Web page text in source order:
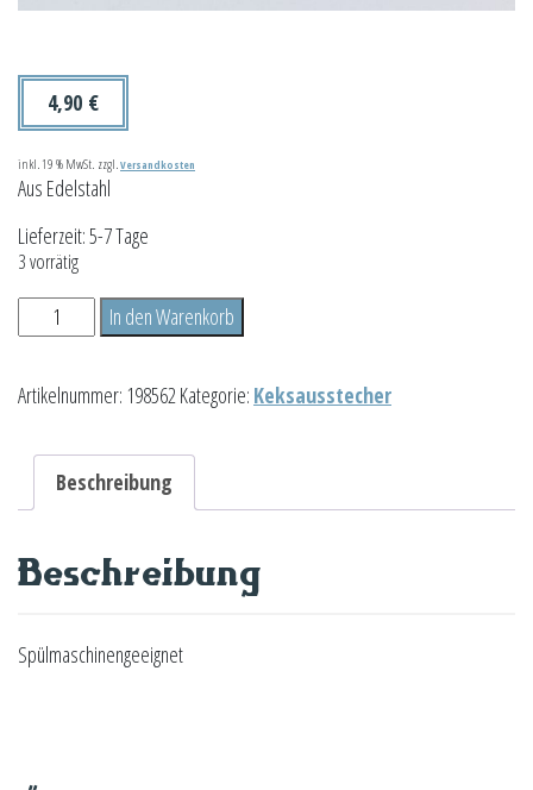
4,90 €
inkl. 19 % MwSt. zzgl.Versandkosten
Aus Edelstahl
Lieferzeit:5-7 Tage
3 vorrätig
Menge
In den Warenkorb
Artikelnummer: 198562Kategorie: Keksausstecher
Beschreibung
Beschreibung
Spülmaschinengeeignet